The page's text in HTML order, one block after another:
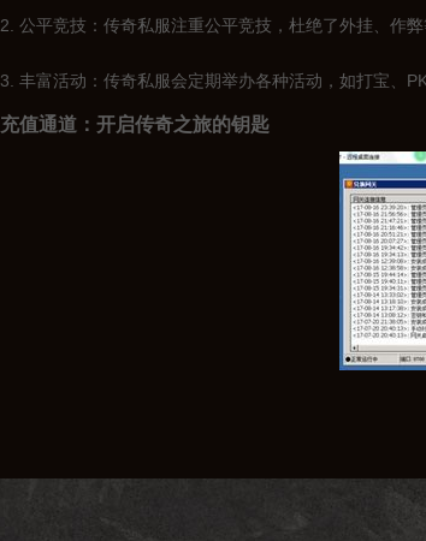
2. 公平竞技：传奇私服注重公平竞技，杜绝了外挂、作
3. 丰富活动：传奇私服会定期举办各种活动，如打宝、
充值通道：开启传奇之旅的钥匙
1. 官方网站：大多数传奇私服都会有一个官方网站，玩